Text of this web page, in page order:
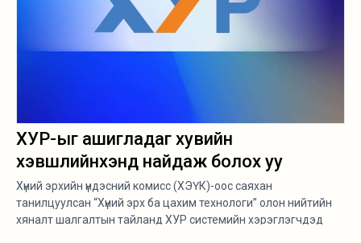
ХУР-ыг ашигладаг хувийн
хэвшлийнхэнд найдаж болох уу
Хүний эрхийн үндэсний комисс (ХЭҮК)-оос саяхан
танилцуулсан “Хүний эрх ба цахим технологи” олон нийтийн
хяналт шалгалтын тайланд ХУР системийн хэрэглэгчдэд